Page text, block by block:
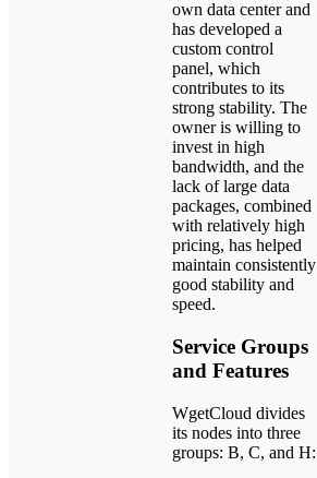
own data center and
has developed a
custom control
panel, which
contributes to its
strong stability. The
owner is willing to
invest in high
bandwidth, and the
lack of large data
packages, combined
with relatively high
pricing, has helped
maintain consistently
good stability and
speed.
Service Groups
and Features
WgetCloud divides
its nodes into three
groups: B, C, and H: